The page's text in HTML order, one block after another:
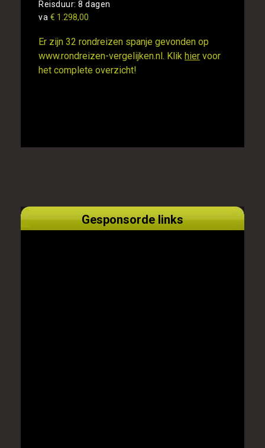
Reisduur: 8 dagen
va € 1.298,00
Er zijn 32 rondreizen spanje gevonden op
www.rondreizen-vergelijken.nl. Klik hier voor
het complete overzicht!
Gesponsorde links